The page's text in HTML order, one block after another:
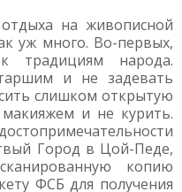
на живописной
уж много. Во-первых,
традициям народа.
и не задевать
слишком открытую
и не курить.
Город в Цой-Педе,
копию
ФСБ для получения